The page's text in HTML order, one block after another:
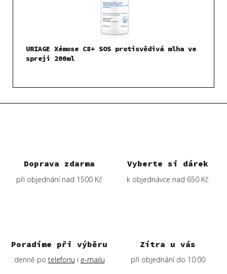
Doprava zdarma
při objednání nad 1500 Kč
Vyberte si dárek
k objednávce nad 650 Kč
Poradíme při výběru
denně po telefonu i e-mailu
Zítra u vás
při objednání do 10:00
URIAGE Xémose C8+ SOS protisvědivá mlha ve
spreji 200ml